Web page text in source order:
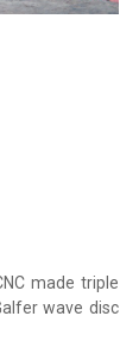
made triple
wave disc